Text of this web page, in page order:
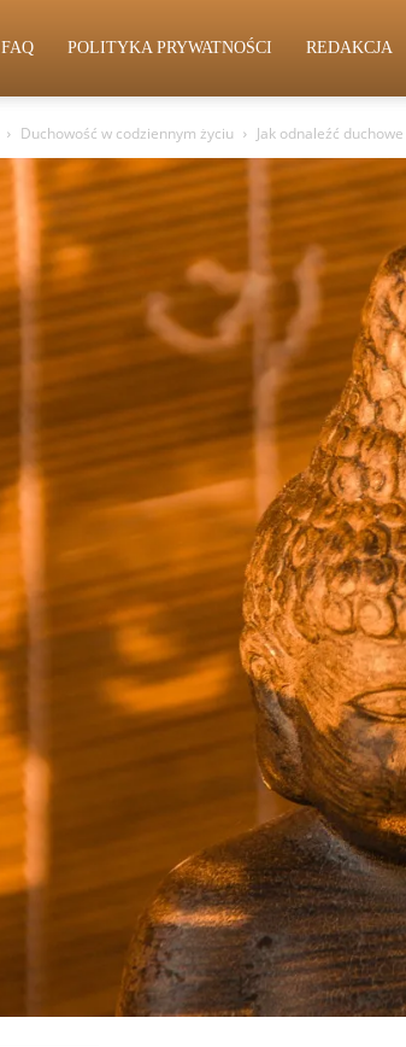
FAQ POLITYKA PRYWATNOŚCI REDAKCJA
Duchowość w codziennym życiu Jak odnaleźć